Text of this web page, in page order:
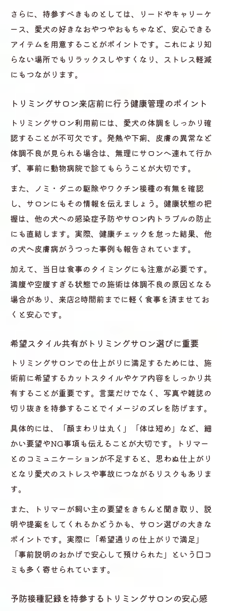
さらに、持参すべきものとしては、リードやキャリーケ
ース、愛犬の好きなおやつやおもちゃなど、安心できる
アイテムを用意することがポイントです。これにより知
らない場所でもリラックスしやすくなり、ストレス軽減
にもつながります。
トリミングサロン来店前に行う健康管理のポイント
トリミングサロン利用前には、愛犬の体調をしっかり確
認することが不可欠です。発熱や下痢、皮膚の異常など
体調不良が見られる場合は、無理にサロンへ連れて行か
ず、事前に動物病院で診てもらうことが大切です。
また、ノミ・ダニの駆除やワクチン接種の有無を確認
し、サロンにもその情報を伝えましょう。健康状態の把
握は、他の犬への感染症予防やサロン内トラブルの防止
にも直結します。実際、健康チェックを怠った結果、他
の犬へ皮膚病がうつった事例も報告されています。
加えて、当日は食事のタイミングにも注意が必要です。
満腹や空腹すぎる状態での施術は体調不良の原因となる
場合があり、来店2時間前までに軽く食事を済ませてお
くと安心です。
希望スタイル共有がトリミングサロン選びに重要
トリミングサロンでの仕上がりに満足するためには、施
術前に希望するカットスタイルやケア内容をしっかり共
有することが重要です。言葉だけでなく、写真や雑誌の
切り抜きを持参することでイメージのズレを防げます。
具体的には、「顔まわりは丸く」「体は短め」など、細
かい要望やNG事項も伝えることが大切です。トリマー
とのコミュニケーションが不足すると、思わぬ仕上がり
となり愛犬のストレスや事故につながるリスクもありま
す。
また、トリマーが飼い主の要望をきちんと聞き取り、説
明や提案をしてくれるかどうかも、サロン選びの大きな
ポイントです。実際に「希望通りの仕上がりで満足」
「事前説明のおかげで安心して預けられた」という口コ
ミも多く寄せられています。
予防接種記録を持参するトリミングサロンの安心感